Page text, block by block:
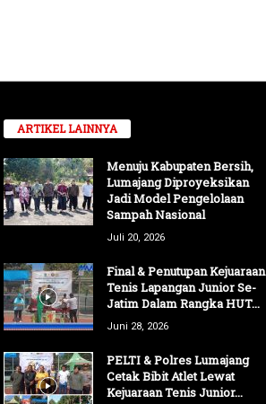
ARTIKEL LAINNYA
Menuju Kabupaten Bersih,
Lumajang Diproyeksikan
Jadi Model Pengelolaan
Sampah Nasional
Juli 20, 2026
Final & Penutupan Kejuaraan
Tenis Lapangan Junior Se-
Jatim Dalam Rangka HUT...
Juni 28, 2026
PELTI & Polres Lumajang
Cetak Bibit Atlet Lewat
Kejuaraan Tenis Junior...